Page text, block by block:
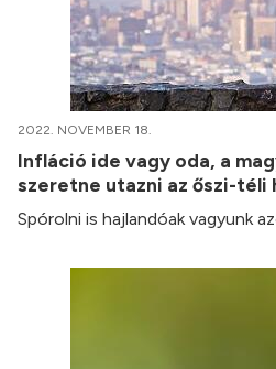
2022. NOVEMBER 18.
Infláció ide vagy oda, a
szeretne utazni az őszi-téli
Spórolni is hajlandóak vagyunk